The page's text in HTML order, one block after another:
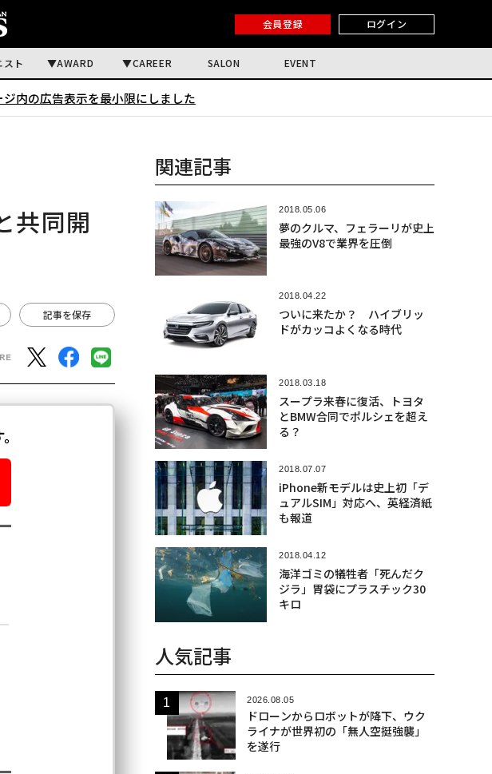
会員登録 ログイン
スト AWARD CAREER SALON EVENT
ジ内の広告表示を最小限にしました
共同開
記事を保存
関連記事
2018.05.06
夢のクルマ、フェラーリが史上
最強のV8で業界を圧倒
2018.04.22
ついに来たか？ ハイブリッ
ドがカッコよくなる時代
2018.03.18
スープラ来春に復活、トヨタ
とBMW合同でポルシェを超え
る？
2018.07.07
iPhone新モデルは史上初「デ
ュアルSIM」対応へ、英経済紙
も報道
2018.04.12
海洋ゴミの犠牲者「死んだク
ジラ」胃袋にプラスチック30
キロ
人気記事
2026.08.05
ドローンからロボットが降下、ウク
ライナが世界初の「無人空挺強襲」
を遂行